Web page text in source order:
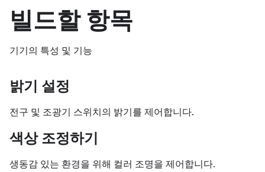
빌드할 항목
기기의 특성 및 기능
밝기 설정
전구 및 조광기 스위치의 밝기를 제어합니다.
색상 조정하기
생동감 있는 환경을 위해 컬러 조명을 제어합니다.